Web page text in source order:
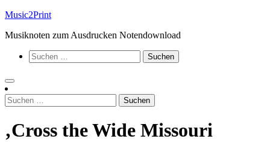
Zum
springen
Music2Print
Musiknoten zum Ausdrucken Notendownload
Suchen
nach:
Suchen
nach:
‚Cross the Wide Missouri